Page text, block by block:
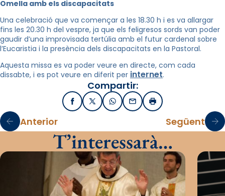
Omella amb els discapacitats
Una celebració que va començar a les 18.30 h i es va allargar
fins les 20.30 h del vespre, ja que els feligresos sords van poder
gaudir d’una improvisada tertúlia amb el futur cardenal sobre
l’Eucaristia i la presència dels discapacitats en la Pastoral.
Aquesta missa es va poder veure en directe, com cada
dissabte, i es pot veure en diferit per internet.
Compartir:
FacebookX / TwitterWhatsApp
EmailImprimir
Anterior Següent
T’interessarà…